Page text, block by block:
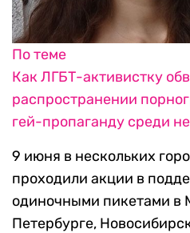
По теме
Как ЛГБТ-активистку
распространении
гей-пропаганду среди
9 июня в нескольких
проходили акции в
одиночными пикетами в
Петербурге,